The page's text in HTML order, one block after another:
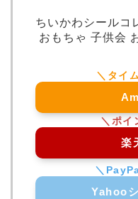
ちいかわシールコ
おもちゃ 子供会
楽
Yahoo